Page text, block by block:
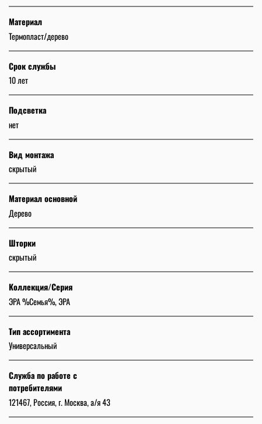
Материал
Термопласт/дерево
Срок службы
10 лет
Подсветка
нет
Вид монтажа
скрытый
Материал основной
Дерево
Шторки
скрытый
Коллекция/Серия
ЭРА %Семья%, ЭРА
Тип ассортимента
Универсальный
Служба по работе с
потребителями
121467, Россия, г. Москва, а/я 43